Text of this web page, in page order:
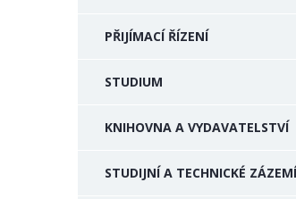
PŘIJÍMACÍ ŘÍZENÍ
STUDIUM
KNIHOVNA A VYDAVATELSTVÍ
STUDIJNÍ A TECHNICKÉ ZÁZEMÍ